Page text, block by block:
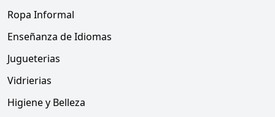
Ropa Informal
Enseñanza de Idiomas
Jugueterias
Vidrierias
Higiene y Belleza